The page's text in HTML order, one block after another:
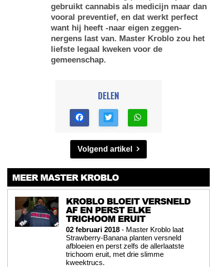
gebruikt cannabis als medicijn maar dan
vooral preventief, en dat werkt perfect
want hij heeft -naar eigen zeggen-
nergens last van. Master Kroblo zou het
liefste legaal kweken voor de
gemeenschap.
DELEN
Volgend artikel
MEER MASTER KROBLO
KROBLO BLOEIT VERSNELD
AF EN PERST ELKE
TRICHOOM ERUIT
02 februari 2018 - Master Kroblo laat
Strawberry-Banana planten versneld
afbloeien en perst zelfs de allerlaatste
trichoom eruit, met drie slimme
kweektrucs.